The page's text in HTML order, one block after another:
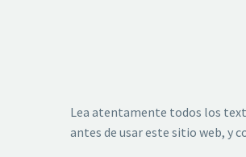
Lea atentamente todos los
antes de usar este sitio web, y